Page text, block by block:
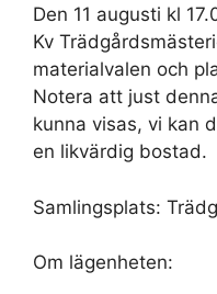
Den 11 augusti kl
Kv
materialvalen och
Notera att just
kunna visas, vi kan
en likvärdig bostad.
Samlingsplats:
Om lägenheten: